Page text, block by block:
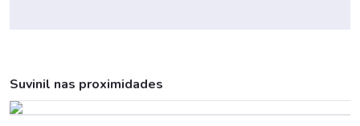
Suvinil nas proximidades